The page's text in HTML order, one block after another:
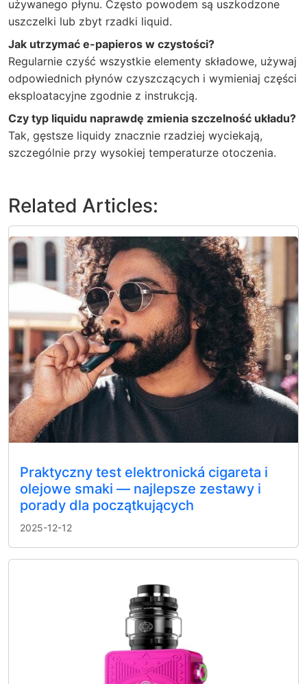
używanego płynu. Często powodem są uszkodzone
uszczelki lub zbyt rzadki liquid.
Jak utrzymać e-papieros w czystości?
Regularnie czyść wszystkie elementy składowe, używaj
odpowiednich płynów czyszczących i wymieniaj części
eksploatacyjne zgodnie z instrukcją.
Czy typ liquidu naprawdę zmienia szczelność układu?
Tak, gęstsze liquidy znacznie rzadziej wyciekają,
szczególnie przy wysokiej temperaturze otoczenia.
Related Articles:
Praktyczny test elektronická cigareta i
olejowe smaki — najlepsze zestawy i
porady dla początkujących
2025-12-12